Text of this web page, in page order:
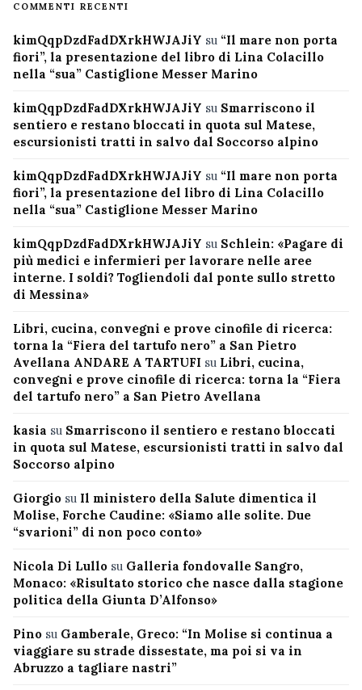
COMMENTI RECENTI
kimQqpDzdFadDXrkHWJAJiY su “Il mare non porta
fiori”, la presentazione del libro di Lina Colacillo
nella “sua” Castiglione Messer Marino
kimQqpDzdFadDXrkHWJAJiY su Smarriscono il
sentiero e restano bloccati in quota sul Matese,
escursionisti tratti in salvo dal Soccorso alpino
kimQqpDzdFadDXrkHWJAJiY su “Il mare non porta
fiori”, la presentazione del libro di Lina Colacillo
nella “sua” Castiglione Messer Marino
kimQqpDzdFadDXrkHWJAJiY su Schlein: «Pagare di
più medici e infermieri per lavorare nelle aree
interne. I soldi? Togliendoli dal ponte sullo stretto
di Messina»
Libri, cucina, convegni e prove cinofile di ricerca:
torna la “Fiera del tartufo nero” a San Pietro
Avellana ANDARE A TARTUFI su Libri, cucina,
convegni e prove cinofile di ricerca: torna la “Fiera
del tartufo nero” a San Pietro Avellana
kasia su Smarriscono il sentiero e restano bloccati
in quota sul Matese, escursionisti tratti in salvo dal
Soccorso alpino
Giorgio su Il ministero della Salute dimentica il
Molise, Forche Caudine: «Siamo alle solite. Due
“svarioni” di non poco conto»
Nicola Di Lullo su Galleria fondovalle Sangro,
Monaco: «Risultato storico che nasce dalla stagione
politica della Giunta D’Alfonso»
Pino su Gamberale, Greco: “In Molise si continua a
viaggiare su strade dissestate, ma poi si va in
Abruzzo a tagliare nastri”